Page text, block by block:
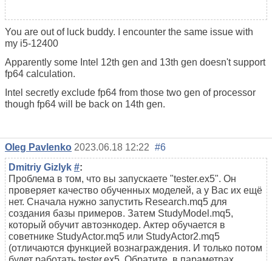
You are out of luck buddy. I encounter the same issue with
my i5-12400
Apparently some Intel 12th gen and 13th gen doesn't support
fp64 calculation.
Intel secretly exclude fp64 from those two gen of processor
though fp64 will be back on 14th gen.
Oleg Pavlenko 2023.06.18 12:22 #6
Dmitriy Gizlyk #:
Проблема в том, что вы запускаете "tester.ex5". Он
проверяет качество обученных моделей, а у Вас их ещё
нет. Сначала нужно запустить Research.mq5 для
создания базы примеров. Затем StudyModel.mq5,
который обучит автоэнкодер. Актер обучается в
советнике StudyActor.mq5 или StudyActor2.mq5
(отличаются функцией вознаграждения. И только потом